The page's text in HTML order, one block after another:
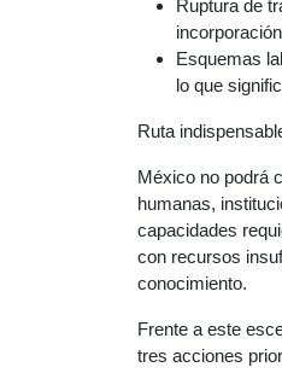
Ruptura de
Esquemas
lo que
Ruta
México no podrá
humanas,
capacidades
con recursos
conocimiento.
Frente a este
tres acciones